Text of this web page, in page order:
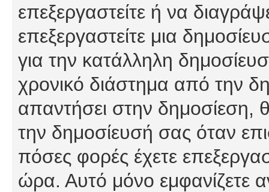
επεξεργαστείτε ή να
επεξεργαστείτε μια
για την κατάλληλη
χρονικό διάστημα από την
απαντήσει στην δημοσίεση,
την δημοσίευσή σας όταν
πόσες φορές έχετε
ώρα. Αυτό μόνο εμφανίζετε